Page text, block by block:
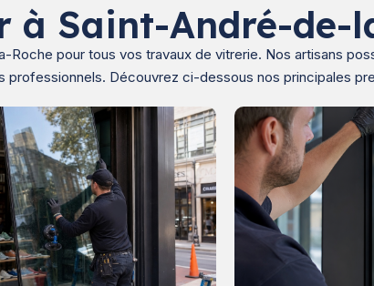
à Saint-André-de-
pour tous vos travaux de vitrerie. Nos artisans
professionnels. Découvrez ci-dessous nos principales